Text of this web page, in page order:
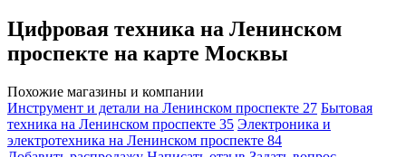
Цифровая техника на Ленинском
проспекте на карте Москвы
Похожие магазины и компании
Инструмент и детали на Ленинском проспекте 27 Бытовая
техника на Ленинском проспекте 35 Электроника и
электротехника на Ленинском проспекте 84